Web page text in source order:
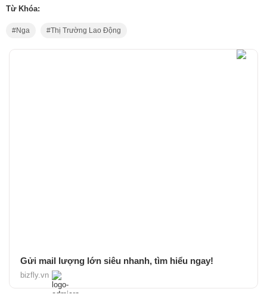
Từ Khóa:
Nga Thị Trường Lao Động
Gửi mail lượng lớn siêu nhanh, tìm hiểu ngay!
bizfly.vn